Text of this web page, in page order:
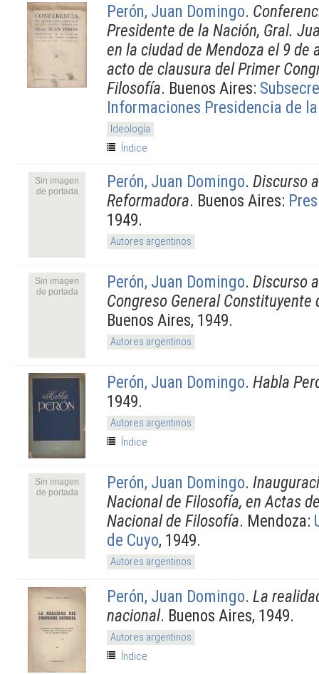
Perón, Juan Domingo.
Presidente de la Nación, Gral.
en la ciudad de Mendoza el 9 de
acto de clausura del Primer
Filosofía. Buenos Aires:
Informaciones Presidencia de
Ideología
Índice
Sin imagen
de portada
Perón, Juan Domingo. Discurso
Reformadora. Buenos Aires:
1949.
Autores argentinos
Sin imagen
de portada
Perón, Juan Domingo. Discurso
Congreso General
Buenos Aires, 1949.
Autores argentinos
Perón, Juan Domingo. Habla
1949.
Autores argentinos
Índice
Sin imagen
de portada
Perón, Juan Domingo.
Nacional de Filosofía, en Actas
Nacional de Filosofía. Mendoza:
de Cuyo, 1949.
Autores argentinos
Perón, Juan Domingo. La
nacional. Buenos Aires, 1949.
Autores argentinos
Índice